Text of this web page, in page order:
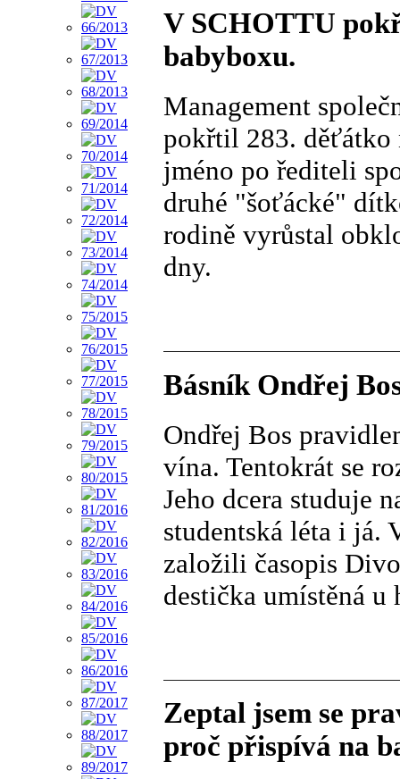
V SCHOTTU
babyboxu.
Management
pokřtil 283. děťátko
jméno po řediteli
druhé "šoťácké"
rodině vyrůstal
dny.
Básník Ondřej
Ondřej Bos
vína. Tentokrát se
Jeho dcera studuje
studentská léta i já.
založili časopis
destička umístěná
Zeptal jsem se
proč přispívá na